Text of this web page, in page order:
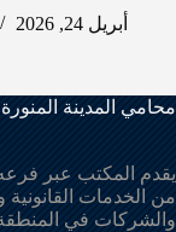
أبريل 24, 2026
محامي المدينة المنورة
يقدم المكتب عبر
من الخدمات القانونية
والشركات في